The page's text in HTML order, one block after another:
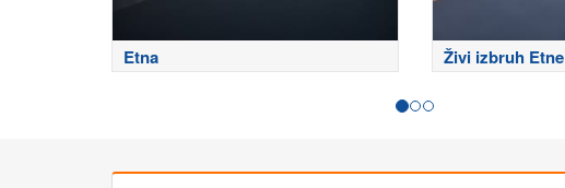
Etna Živi izbruh Etne